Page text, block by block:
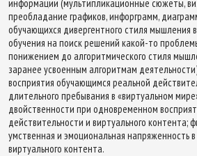
информации (мультипликационные сюжеты,
преобладание графиков, инфорграмм,
обучающихся дивергентного стиля мышления
обучения на поиск решений какой-то
понижением до алгоритмического стиля
заранее усвоенным алгоритмам
восприятия обучающимся реальной
длительного пребывания в «виртуальном
двойственности при одновременном
действительности и виртуального контента;
умственная и эмоциональная напряженность
виртуального контента.